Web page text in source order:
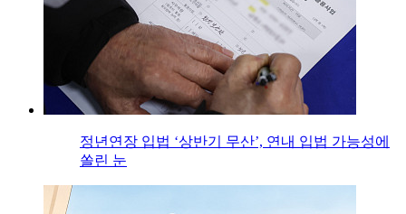
정년연장 입법 ‘상반기 무산’, 연내 입법 가능성에
쏠린 눈